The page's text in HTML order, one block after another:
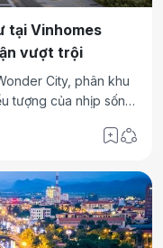
tại Vinhomes
vượt trội
City, phân khu
tượng của nhịp sống
thác, cùng chính
và hấp dẫn hiếm có